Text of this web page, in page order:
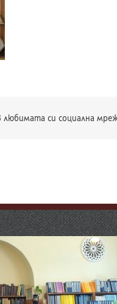
любимата си социална